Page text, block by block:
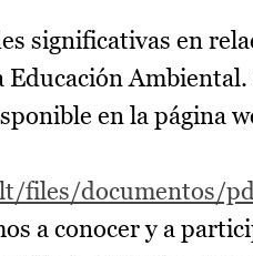
significativas en
Ambiental.
en la página
files/documentos/
a conocer y a